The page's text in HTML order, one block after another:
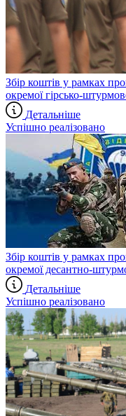
Збір коштів у рамках
окремої гірсько-
Детальніше
Успішно реалізовано
Збір коштів у рамках
окремої десантно-
Детальніше
Успішно реалізовано